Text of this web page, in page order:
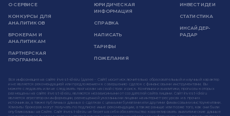
О СЕРВИСЕ
КОНКУРСЫ ДЛЯ
АНАЛИТИКОВ
БРОКЕРАМ И
АНАЛИТИКАМ
ПАРТНЕРСКАЯ
ПРОГРАММА
ЮРИДИЧЕСКАЯ
ИНФОРМАЦИЯ
СПРАВКА
НАПИСАТЬ
ТАРИФЫ
ПОЖЕЛАНИЯ
ИНВЕСТ ИДЕИ
СТАТИСТИКА
ИНСАЙДЕР-
РАДАР
Вся информация на сайте invest-idei.ru (далее - Сайт) носит исключительно образовательный и научный характер
и не является рекомендацией или предложением к совершению сделок с финансовыми инструментами. Вы
можете следовать или не следовать прогнозам на свой страх и риск. Компании и аналитики, прогнозы которых
размещены на сайте invest-idei.ru, являются независимыми от создателей сайта лицами. Сайт invest-idei.ru
является агрегатором информации, размещенной указанными лицами на интернет-ресурсах и в прочих
источниках, а также публичных данных о сделках с ценными бумагами или другими финансовыми инструментами.
Клиенты брокеров могут получать по подписке иные рекомендации, а также раньше или позже того, как они были
опубликованы на Сайте. Сайт invest-idei.ru не берет на себя обязательство корректировать аналитические данные